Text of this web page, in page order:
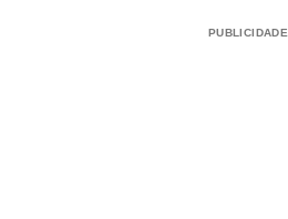
PUBLICIDADE